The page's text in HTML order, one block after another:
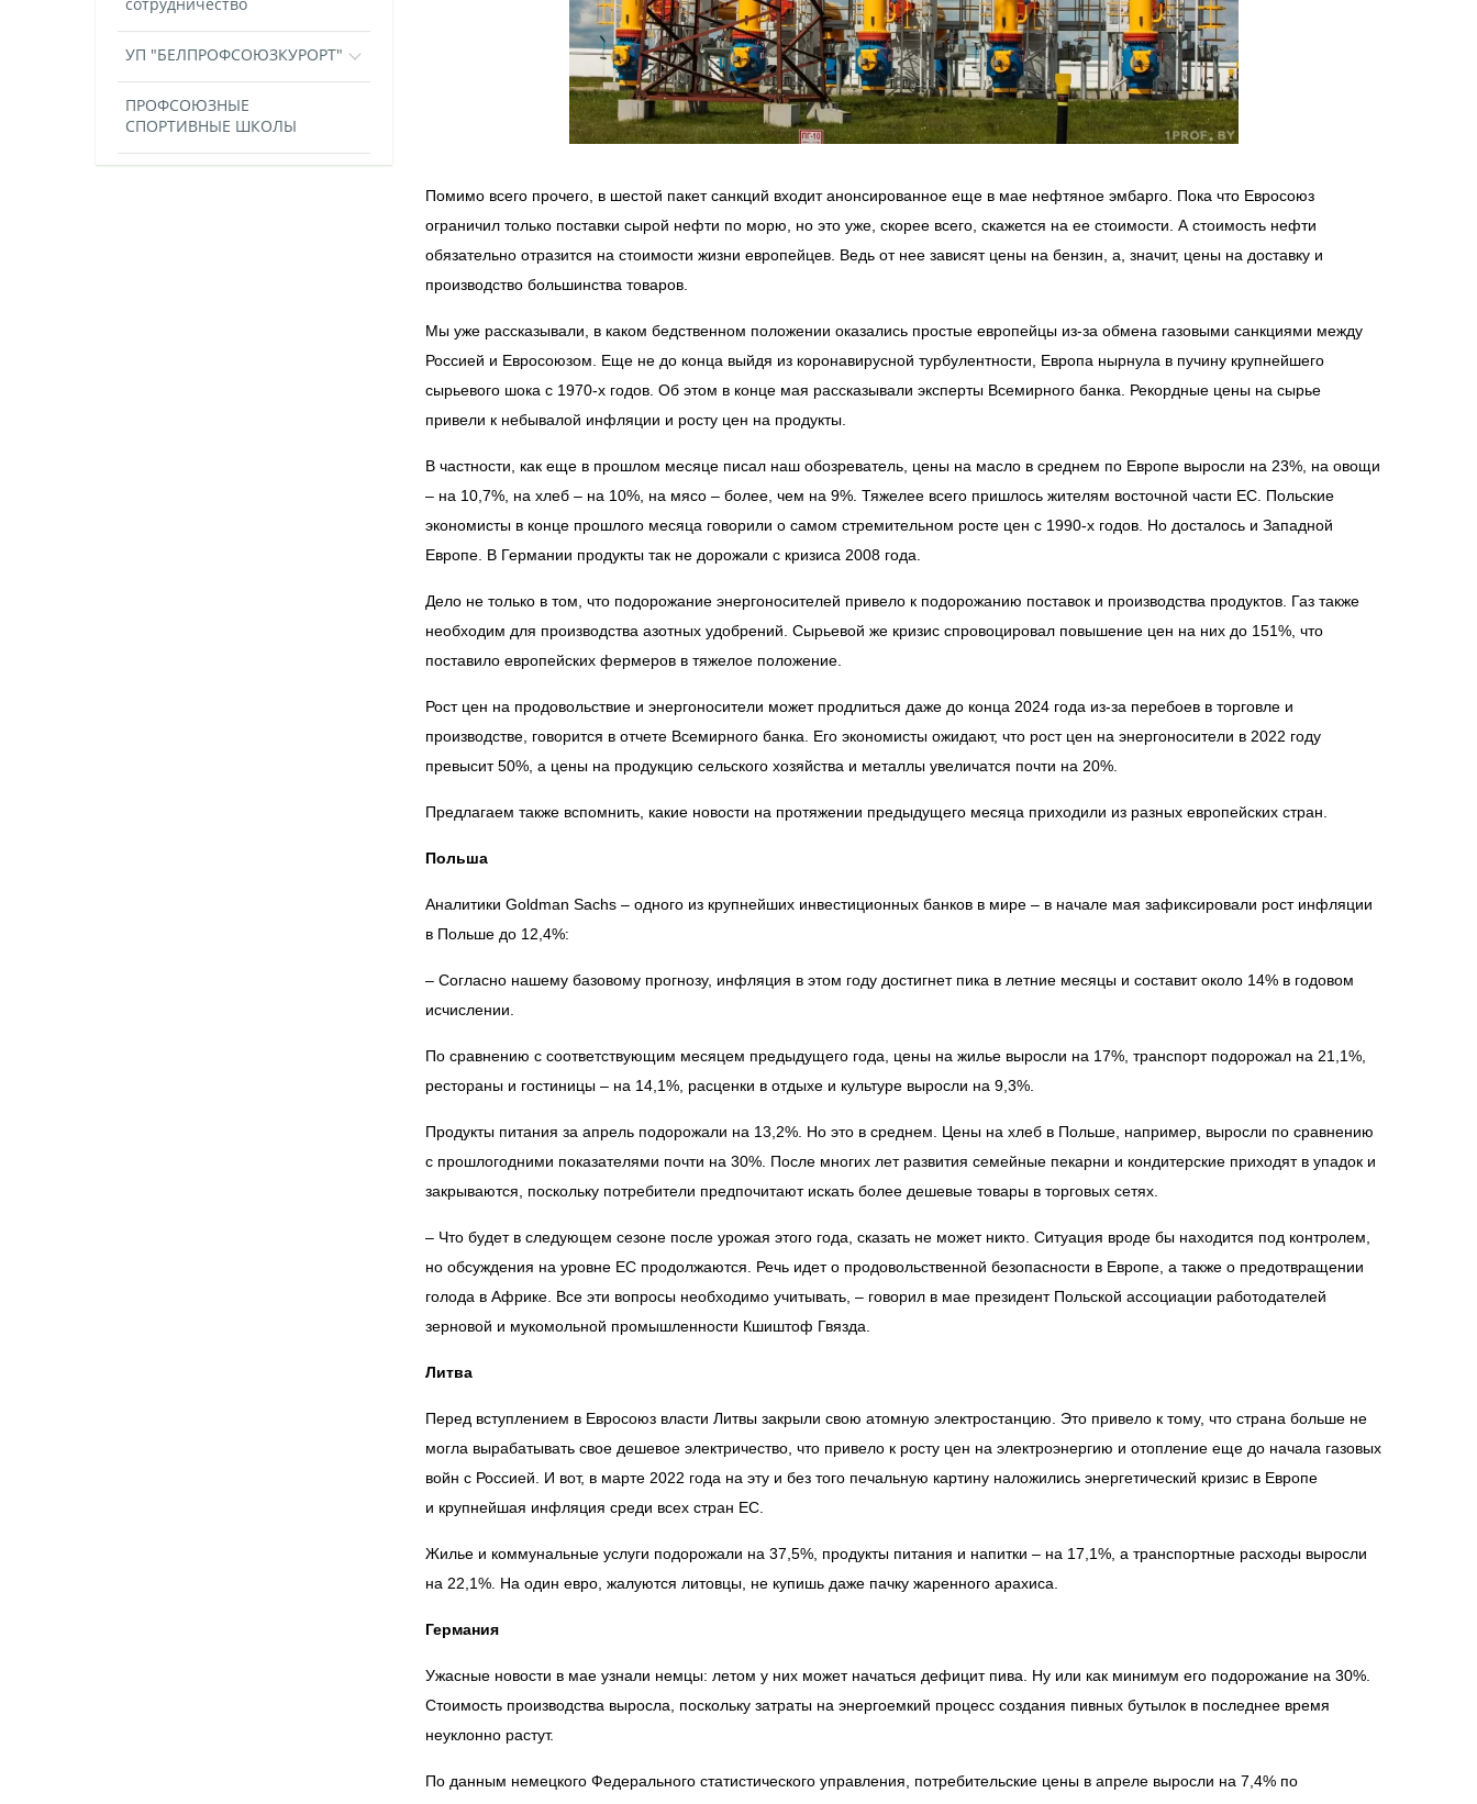
УП "БЕЛПРОФСОЮЗКУРОРТ"
ПРОФСОЮЗНЫЕ
СПОРТИВНЫЕ ШКОЛЫ
Помимо всего прочего, в шестой пакет санкций входит анонсированное еще в мае нефтяное эмбарго. Пока что Евросоюз
ограничил только поставки сырой нефти по морю, но это уже, скорее всего, скажется на ее стоимости. А стоимость нефти
обязательно отразится на стоимости жизни европейцев. Ведь от нее зависят цены на бензин, а, значит, цены на доставку и
производство большинства товаров.
Мы уже рассказывали, в каком бедственном положении оказались простые европейцы из-за обмена газовыми санкциями между
Россией и Евросоюзом. Еще не до конца выйдя из коронавирусной турбулентности, Европа нырнула в пучину крупнейшего
сырьевого шока с 1970-х годов. Об этом в конце мая рассказывали эксперты Всемирного банка. Рекордные цены на сырье
привели к небывалой инфляции и росту цен на продукты.
В частности, как еще в прошлом месяце писал наш обозреватель, цены на масло в среднем по Европе выросли на 23%, на овощи
– на 10,7%, на хлеб – на 10%, на мясо – более, чем на 9%. Тяжелее всего пришлось жителям восточной части ЕС. Польские
экономисты в конце прошлого месяца говорили о самом стремительном росте цен с 1990-х годов. Но досталось и Западной
Европе. В Германии продукты так не дорожали с кризиса 2008 года.
Дело не только в том, что подорожание энергоносителей привело к подорожанию поставок и производства продуктов. Газ также
необходим для производства азотных удобрений. Сырьевой же кризис спровоцировал повышение цен на них до 151%, что
поставило европейских фермеров в тяжелое положение.
Рост цен на продовольствие и энергоносители может продлиться даже до конца 2024 года из-за перебоев в торговле и
производстве, говорится в отчете Всемирного банка. Его экономисты ожидают, что рост цен на энергоносители в 2022 году
превысит 50%, а цены на продукцию сельского хозяйства и металлы увеличатся почти на 20%.
Предлагаем также вспомнить, какие новости на протяжении предыдущего месяца приходили из разных европейских стран.
Польша
Аналитики Goldman Sachs – одного из крупнейших инвестиционных банков в мире – в начале мая зафиксировали рост инфляции
в Польше до 12,4%:
– Согласно нашему базовому прогнозу, инфляция в этом году достигнет пика в летние месяцы и составит около 14% в годовом
исчислении.
По сравнению с соответствующим месяцем предыдущего года, цены на жилье выросли на 17%, транспорт подорожал на 21,1%,
рестораны и гостиницы – на 14,1%, расценки в отдыхе и культуре выросли на 9,3%.
Продукты питания за апрель подорожали на 13,2%. Но это в среднем. Цены на хлеб в Польше, например, выросли по сравнению
с прошлогодними показателями почти на 30%. После многих лет развития семейные пекарни и кондитерские приходят в упадок и
закрываются, поскольку потребители предпочитают искать более дешевые товары в торговых сетях.
– Что будет в следующем сезоне после урожая этого года, сказать не может никто. Ситуация вроде бы находится под контролем,
но обсуждения на уровне ЕС продолжаются. Речь идет о продовольственной безопасности в Европе, а также о предотвращении
голода в Африке. Все эти вопросы необходимо учитывать, – говорил в мае президент Польской ассоциации работодателей
зерновой и мукомольной промышленности Кшиштоф Гвязда.
Литва
Перед вступлением в Евросоюз власти Литвы закрыли свою атомную электростанцию. Это привело к тому, что страна больше не
могла вырабатывать свое дешевое электричество, что привело к росту цен на электроэнергию и отопление еще до начала газовых
войн с Россией. И вот, в марте 2022 года на эту и без того печальную картину наложились энергетический кризис в Европе
и крупнейшая инфляция среди всех стран ЕС.
Жилье и коммунальные услуги подорожали на 37,5%, продукты питания и напитки – на 17,1%, а транспортные расходы выросли
на 22,1%. На один евро, жалуются литовцы, не купишь даже пачку жаренного арахиса.
Германия
Ужасные новости в мае узнали немцы: летом у них может начаться дефицит пива. Ну или как минимум его подорожание на 30%.
Стоимость производства выросла, поскольку затраты на энергоемкий процесс создания пивных бутылок в последнее время
неуклонно растут.
По данным немецкого Федерального статистического управления, потребительские цены в апреле выросли на 7,4% по